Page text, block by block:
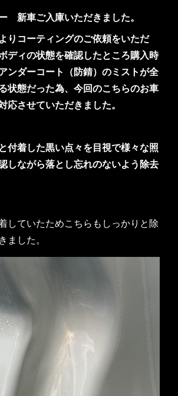
新車ご入庫いただきました。
りコーティングのご依頼をいただ
ディの状態を確認したところ購入時
ンダーコート（防錆）のミストが全
状態だった為、今回のこちらのお車
応させていただきました。
付着した黒い点々を目視で様々な照
しながら落とし忘れのないよう除去
していたためこちらもしっかりと除
ました。